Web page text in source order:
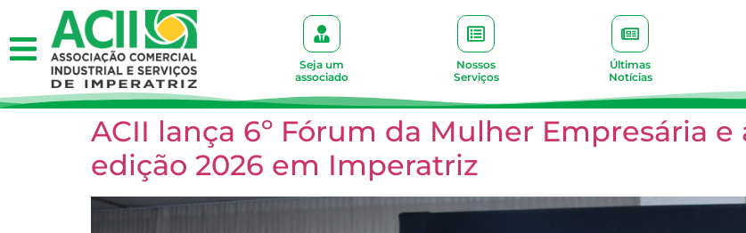
Seja um
associado
Nossos
Serviços
Últimas
Notícias
ACII lança 6º Fórum da Mulher Empresária
edição 2026 em Imperatriz